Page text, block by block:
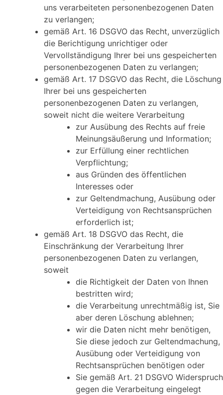
uns verarbeiteten personenbezogenen Daten
zu verlangen;
gemäß Art. 16 DSGVO das Recht, unverzüglich
die Berichtigung unrichtiger oder
Vervollständigung Ihrer bei uns gespeicherten
personenbezogenen Daten zu verlangen;
gemäß Art. 17 DSGVO das Recht, die Löschung
Ihrer bei uns gespeicherten
personenbezogenen Daten zu verlangen,
soweit nicht die weitere Verarbeitung
zur Ausübung des Rechts auf freie
Meinungsäußerung und Information;
zur Erfüllung einer rechtlichen
Verpflichtung;
aus Gründen des öffentlichen
Interesses oder
zur Geltendmachung, Ausübung oder
Verteidigung von Rechtsansprüchen
erforderlich ist;
gemäß Art. 18 DSGVO das Recht, die
Einschränkung der Verarbeitung Ihrer
personenbezogenen Daten zu verlangen,
soweit
die Richtigkeit der Daten von Ihnen
bestritten wird;
die Verarbeitung unrechtmäßig ist, Sie
aber deren Löschung ablehnen;
wir die Daten nicht mehr benötigen,
Sie diese jedoch zur Geltendmachung,
Ausübung oder Verteidigung von
Rechtsansprüchen benötigen oder
Sie gemäß Art. 21 DSGVO Widerspruch
gegen die Verarbeitung eingelegt